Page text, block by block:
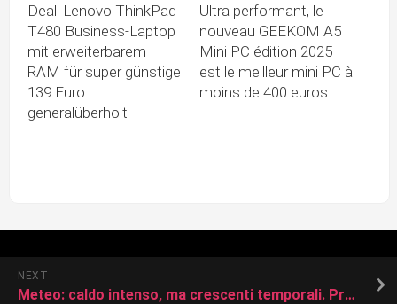
Deal: Lenovo ThinkPad
T480 Business-Laptop
mit erweiterbarem
RAM für super günstige
139 Euro
generalüberholt
Ultra performant, le
nouveau GEEKOM A5
Mini PC édition 2025
est le meilleur mini PC à
moins de 400 euros
NEXT
Meteo: caldo intenso, ma crescenti temporali. Previsioni per Ferragosto